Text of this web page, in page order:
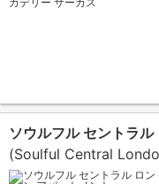
ソウルフル セントラ
(Soulful Central